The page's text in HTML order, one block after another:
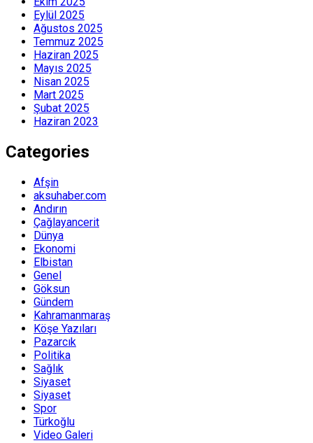
Eylül 2025
Ağustos 2025
Temmuz 2025
Haziran 2025
Mayıs 2025
Nisan 2025
Mart 2025
Şubat 2025
Haziran 2023
Categories
Afşin
aksuhaber.com
Andırın
Çağlayancerit
Dünya
Ekonomi
Elbistan
Genel
Göksun
Gündem
Kahramanmaraş
Köşe Yazıları
Pazarcık
Politika
Sağlık
Siyaset
Siyaset
Spor
Türkoğlu
Video Galeri